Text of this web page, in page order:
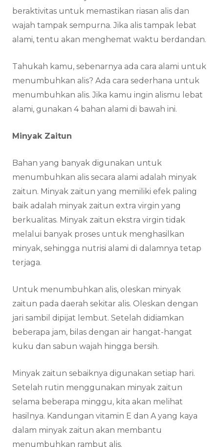
beraktivitas untuk memastikan riasan alis dan
wajah tampak sempurna. Jika alis tampak lebat
alami, tentu akan menghemat waktu berdandan.
Tahukah kamu, sebenarnya ada cara alami untuk
menumbuhkan alis? Ada cara sederhana untuk
menumbuhkan alis. Jika kamu ingin alismu lebat
alami, gunakan 4 bahan alami di bawah ini.
Minyak Zaitun
Bahan yang banyak digunakan untuk
menumbuhkan alis secara alami adalah minyak
zaitun. Minyak zaitun yang memiliki efek paling
baik adalah minyak zaitun extra virgin yang
berkualitas. Minyak zaitun ekstra virgin tidak
melalui banyak proses untuk menghasilkan
minyak, sehingga nutrisi alami di dalamnya tetap
terjaga.
Untuk menumbuhkan alis, oleskan minyak
zaitun pada daerah sekitar alis. Oleskan dengan
jari sambil dipijat lembut. Setelah didiamkan
beberapa jam, bilas dengan air hangat-hangat
kuku dan sabun wajah hingga bersih.
Minyak zaitun sebaiknya digunakan setiap hari.
Setelah rutin menggunakan minyak zaitun
selama beberapa minggu, kita akan melihat
hasilnya. Kandungan vitamin E dan A yang kaya
dalam minyak zaitun akan membantu
menumbuhkan rambut alis.